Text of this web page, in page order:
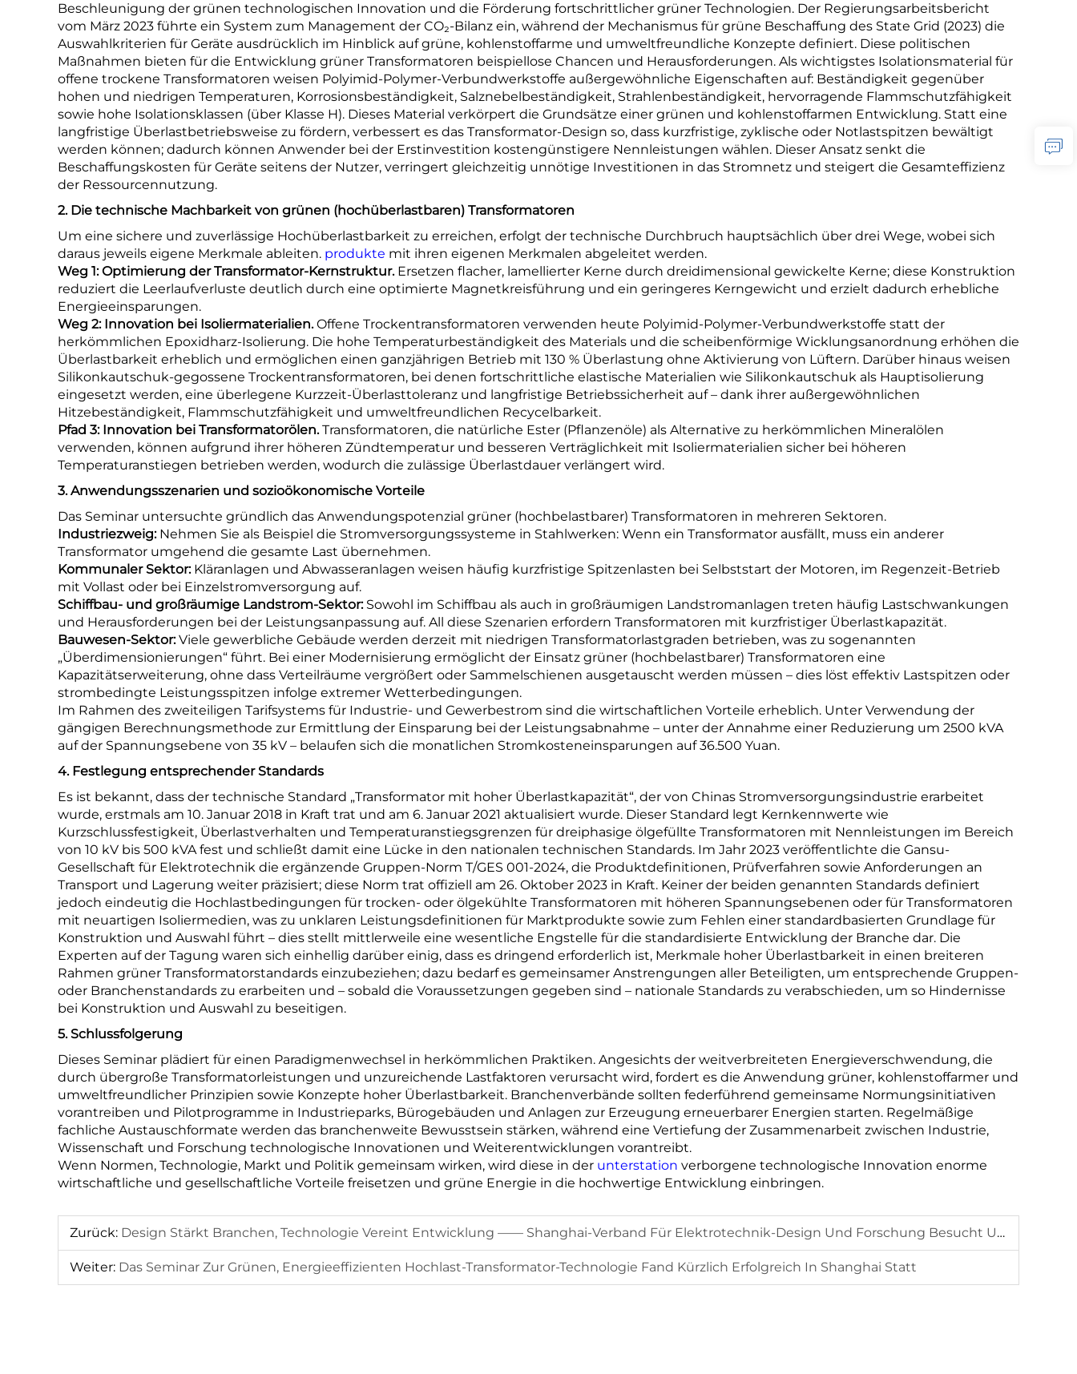
Beschleunigung der grünen technologischen Innovation und die Förderung fortschrittlicher grüner Technologien. Der Regierungsarbeitsbericht
vom März 2023 führte ein System zum Management der CO₂-Bilanz ein, während der Mechanismus für grüne Beschaffung des State Grid (2023) die
Auswahlkriterien für Geräte ausdrücklich im Hinblick auf grüne, kohlenstoffarme und umweltfreundliche Konzepte definiert. Diese politischen
Maßnahmen bieten für die Entwicklung grüner Transformatoren beispiellose Chancen und Herausforderungen. Als wichtigstes Isolationsmaterial für
offene trockene Transformatoren weisen Polyimid-Polymer-Verbundwerkstoffe außergewöhnliche Eigenschaften auf: Beständigkeit gegenüber
hohen und niedrigen Temperaturen, Korrosionsbeständigkeit, Salznebelbeständigkeit, Strahlenbeständigkeit, hervorragende Flammschutzfähigkeit
sowie hohe Isolationsklassen (über Klasse H). Dieses Material verkörpert die Grundsätze einer grünen und kohlenstoffarmen Entwicklung. Statt eine
langfristige Überlastbetriebsweise zu fördern, verbessert es das Transformator-Design so, dass kurzfristige, zyklische oder Notlastspitzen bewältigt
werden können; dadurch können Anwender bei der Erstinvestition kostengünstigere Nennleistungen wählen. Dieser Ansatz senkt die
Beschaffungskosten für Geräte seitens der Nutzer, verringert gleichzeitig unnötige Investitionen in das Stromnetz und steigert die Gesamteffizienz
der Ressourcennutzung.
2. Die technische Machbarkeit von grünen (hochüberlastbaren) Transformatoren
Um eine sichere und zuverlässige Hochüberlastbarkeit zu erreichen, erfolgt der technische Durchbruch hauptsächlich über drei Wege, wobei sich
daraus jeweils eigene Merkmale ableiten. produkte mit ihren eigenen Merkmalen abgeleitet werden.
Weg 1: Optimierung der Transformator-Kernstruktur. Ersetzen flacher, lamellierter Kerne durch dreidimensional gewickelte Kerne; diese Konstruktion
reduziert die Leerlaufverluste deutlich durch eine optimierte Magnetkreisführung und ein geringeres Kerngewicht und erzielt dadurch erhebliche
Energieeinsparungen.
Weg 2: Innovation bei Isoliermaterialien.Offene Trockentransformatoren verwenden heute Polyimid-Polymer-Verbundwerkstoffe statt der
herkömmlichen Epoxidharz-Isolierung. Die hohe Temperaturbeständigkeit des Materials und die scheibenförmige Wicklungsanordnung erhöhen die
Überlastbarkeit erheblich und ermöglichen einen ganzjährigen Betrieb mit 130 % Überlastung ohne Aktivierung von Lüftern. Darüber hinaus weisen
Silikonkautschuk-gegossene Trockentransformatoren, bei denen fortschrittliche elastische Materialien wie Silikonkautschuk als Hauptisolierung
eingesetzt werden, eine überlegene Kurzzeit-Überlasttoleranz und langfristige Betriebssicherheit auf – dank ihrer außergewöhnlichen
Hitzebeständigkeit, Flammschutzfähigkeit und umweltfreundlichen Recycelbarkeit.
Pfad 3: Innovation bei Transformatorölen.Transformatoren, die natürliche Ester (Pflanzenöle) als Alternative zu herkömmlichen Mineralölen
verwenden, können aufgrund ihrer höheren Zündtemperatur und besseren Verträglichkeit mit Isoliermaterialien sicher bei höheren
Temperaturanstiegen betrieben werden, wodurch die zulässige Überlastdauer verlängert wird.
3. Anwendungsszenarien und sozioökonomische Vorteile
Das Seminar untersuchte gründlich das Anwendungspotenzial grüner (hochbelastbarer) Transformatoren in mehreren Sektoren.
Industriezweig: Nehmen Sie als Beispiel die Stromversorgungssysteme in Stahlwerken: Wenn ein Transformator ausfällt, muss ein anderer
Transformator umgehend die gesamte Last übernehmen.
Kommunaler Sektor: Kläranlagen und Abwasseranlagen weisen häufig kurzfristige Spitzenlasten bei Selbststart der Motoren, im Regenzeit-Betrieb
mit Vollast oder bei Einzelstromversorgung auf.
Schiffbau- und großräumige Landstrom-Sektor: Sowohl im Schiffbau als auch in großräumigen Landstromanlagen treten häufig Lastschwankungen
und Herausforderungen bei der Leistungsanpassung auf. All diese Szenarien erfordern Transformatoren mit kurzfristiger Überlastkapazität.
Bauwesen-Sektor:Viele gewerbliche Gebäude werden derzeit mit niedrigen Transformatorlastgraden betrieben, was zu sogenannten
„Überdimensionierungen“ führt. Bei einer Modernisierung ermöglicht der Einsatz grüner (hochbelastbarer) Transformatoren eine
Kapazitätserweiterung, ohne dass Verteilräume vergrößert oder Sammelschienen ausgetauscht werden müssen – dies löst effektiv Lastspitzen oder
strombedingte Leistungsspitzen infolge extremer Wetterbedingungen.
Im Rahmen des zweiteiligen Tarifsystems für Industrie- und Gewerbestrom sind die wirtschaftlichen Vorteile erheblich. Unter Verwendung der
gängigen Berechnungsmethode zur Ermittlung der Einsparung bei der Leistungsabnahme – unter der Annahme einer Reduzierung um 2500 kVA
auf der Spannungsebene von 35 kV – belaufen sich die monatlichen Stromkosteneinsparungen auf 36.500 Yuan.
4. Festlegung entsprechender Standards
Es ist bekannt, dass der technische Standard „Transformator mit hoher Überlastkapazität“, der von Chinas Stromversorgungsindustrie erarbeitet
wurde, erstmals am 10. Januar 2018 in Kraft trat und am 6. Januar 2021 aktualisiert wurde. Dieser Standard legt Kernkennwerte wie
Kurzschlussfestigkeit, Überlastverhalten und Temperaturanstiegsgrenzen für dreiphasige ölgefüllte Transformatoren mit Nennleistungen im Bereich
von 10 kV bis 500 kVA fest und schließt damit eine Lücke in den nationalen technischen Standards. Im Jahr 2023 veröffentlichte die Gansu-
Gesellschaft für Elektrotechnik die ergänzende Gruppen-Norm T/GES 001-2024, die Produktdefinitionen, Prüfverfahren sowie Anforderungen an
Transport und Lagerung weiter präzisiert; diese Norm trat offiziell am 26. Oktober 2023 in Kraft. Keiner der beiden genannten Standards definiert
jedoch eindeutig die Hochlastbedingungen für trocken- oder ölgekühlte Transformatoren mit höheren Spannungsebenen oder für Transformatoren
mit neuartigen Isoliermedien, was zu unklaren Leistungsdefinitionen für Marktprodukte sowie zum Fehlen einer standardbasierten Grundlage für
Konstruktion und Auswahl führt – dies stellt mittlerweile eine wesentliche Engstelle für die standardisierte Entwicklung der Branche dar. Die
Experten auf der Tagung waren sich einhellig darüber einig, dass es dringend erforderlich ist, Merkmale hoher Überlastbarkeit in einen breiteren
Rahmen grüner Transformatorstandards einzubeziehen; dazu bedarf es gemeinsamer Anstrengungen aller Beteiligten, um entsprechende Gruppen-
oder Branchenstandards zu erarbeiten und – sobald die Voraussetzungen gegeben sind – nationale Standards zu verabschieden, um so Hindernisse
bei Konstruktion und Auswahl zu beseitigen.
5. Schlussfolgerung
Dieses Seminar plädiert für einen Paradigmenwechsel in herkömmlichen Praktiken. Angesichts der weitverbreiteten Energieverschwendung, die
durch übergroße Transformatorleistungen und unzureichende Lastfaktoren verursacht wird, fordert es die Anwendung grüner, kohlenstoffarmer und
umweltfreundlicher Prinzipien sowie Konzepte hoher Überlastbarkeit. Branchenverbände sollten federführend gemeinsame Normungsinitiativen
vorantreiben und Pilotprogramme in Industrieparks, Bürogebäuden und Anlagen zur Erzeugung erneuerbarer Energien starten. Regelmäßige
fachliche Austauschformate werden das branchenweite Bewusstsein stärken, während eine Vertiefung der Zusammenarbeit zwischen Industrie,
Wissenschaft und Forschung technologische Innovationen und Weiterentwicklungen vorantreibt.
Wenn Normen, Technologie, Markt und Politik gemeinsam wirken, wird diese in der unterstation verborgene technologische Innovation enorme
wirtschaftliche und gesellschaftliche Vorteile freisetzen und grüne Energie in die hochwertige Entwicklung einbringen.
Zurück: Design Stärkt Branchen, Technologie Vereint Entwicklung —— Shanghai-Verband Für Elektrotechnik-Design Und Forschung Besucht Und Tauscht Sich Mit Der Changzhou Pacific Power Company Aus
Weiter: Das Seminar Zur Grünen, Energieeffizienten Hochlast-Transformator-Technologie Fand Kürzlich Erfolgreich In Shanghai Statt